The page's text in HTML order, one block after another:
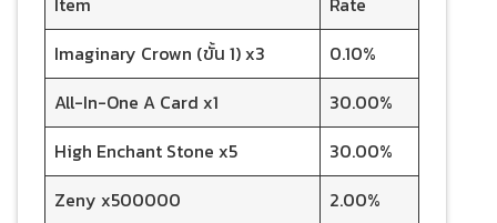
Imaginary Crown (ขั้น 1) x3
0.10%
All-In-One A Card x1
30.00%
High Enchant Stone x5
30.00%
Zeny x500000
2.00%